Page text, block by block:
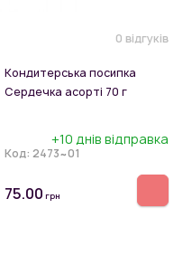
0 відгуків
Кондитерська посипка
Сердечка асорті 70 г
+10 днів відправка
Код: 2473~01
75.00 грн